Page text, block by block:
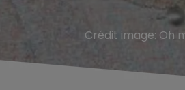
Crédit image: Oh